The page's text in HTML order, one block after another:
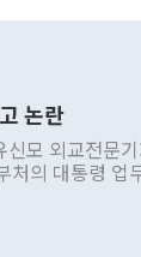
논란
모 외교전문
처의 대통령 업
내 조율을 거치